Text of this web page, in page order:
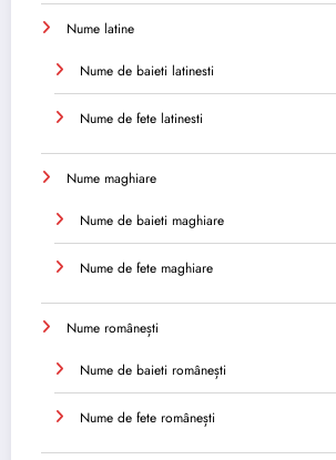
Nume latine
Nume de baieti latinesti
Nume de fete latinesti
Nume maghiare
Nume de baieti maghiare
Nume de fete maghiare
Nume românești
Nume de baieti românești
Nume de fete românești